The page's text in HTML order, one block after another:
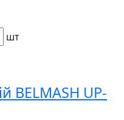
шт
BELMASH UP-